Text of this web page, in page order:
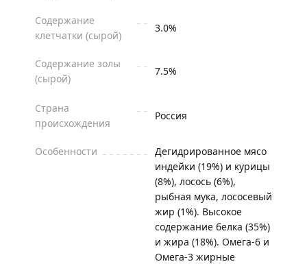
Содержание
клетчатки (сырой)
3.0%
Содержание золы
(сырой)
7.5%
Страна
происхождения
Россия
Особенности
Дегидрированное мясо
индейки (19%) и курицы
(8%), лосось (6%),
рыбная мука, лососевый
жир (1%). Высокое
содержание белка (35%)
и жира (18%). Омега-6 и
Омега-3 жирные